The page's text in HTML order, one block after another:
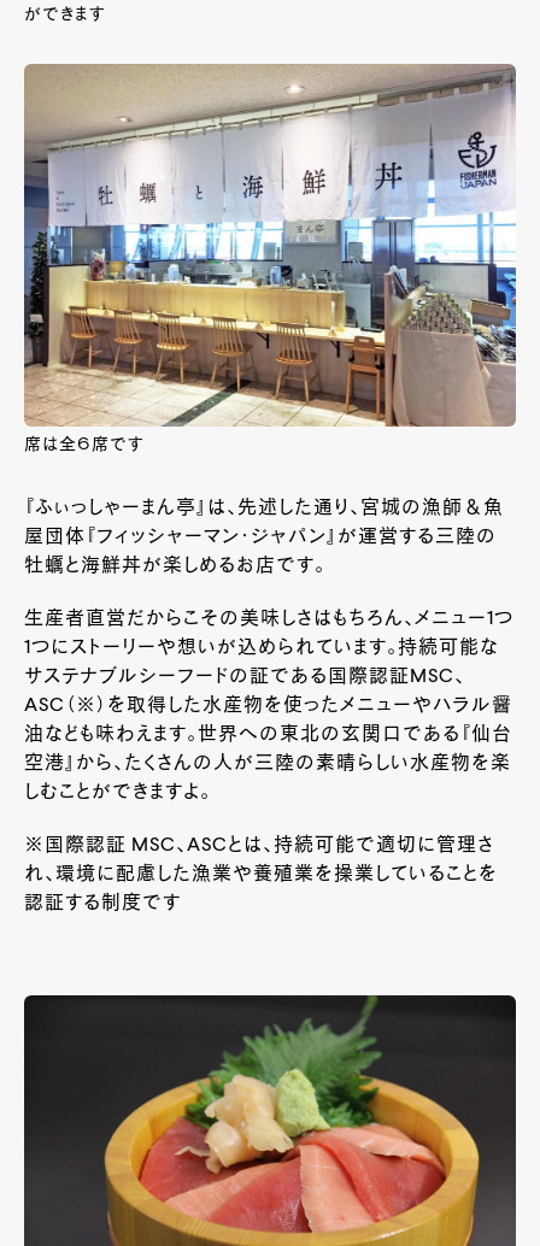
ができます
席は全６席です
『ふぃっしゃーまん亭』は、先述した通り、 宮城の漁師＆魚
屋団体『フィッシャーマン・ジャパン』が運営する三陸の
牡蠣と海鮮丼が楽しめるお店です。
生産者直営だからこその美味しさはもちろん、メニュー1つ
1つにストーリーや想いが込められています。持続可能な
サステナブルシーフードの証である国際認証 MSC、
ASC（※） を取得した水産物を使ったメニューやハラル醤
油なども味わえます。世界への東北の玄関口である『仙台
空港』から、たくさんの人が三陸の素晴らしい水産物を楽
しむことができますよ。
※国際認証 MSC、ASCとは、持続可能で適切に管理さ
れ、環境に配慮した漁業や養殖業を操業していることを
認証する制度です